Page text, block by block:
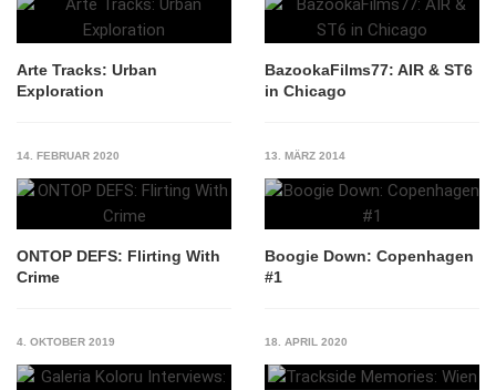
Arte Tracks: Urban
Exploration
BazookaFilms77: AIR & ST6
in Chicago
14. FEBRUAR 2020
ONTOP DEFS: Flirting With
Crime
13. MÄRZ 2014
Boogie Down: Copenhagen
#1
4. OKTOBER 2019 18. APRIL 2020